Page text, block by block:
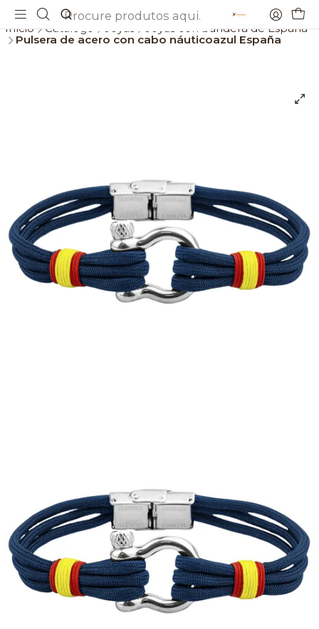
Início Catálogo
Joyas con bandera de España
Pulsera de acero con cabo náuticoazul España